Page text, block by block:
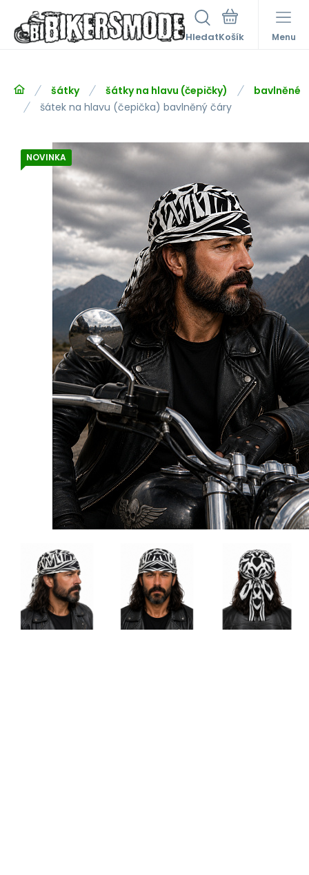
Hledat Menu
šátky šátky na hlavu (čepičky)
bavlněné
šátek na hlavu (čepička) bavlněný čáry
NOVINKA